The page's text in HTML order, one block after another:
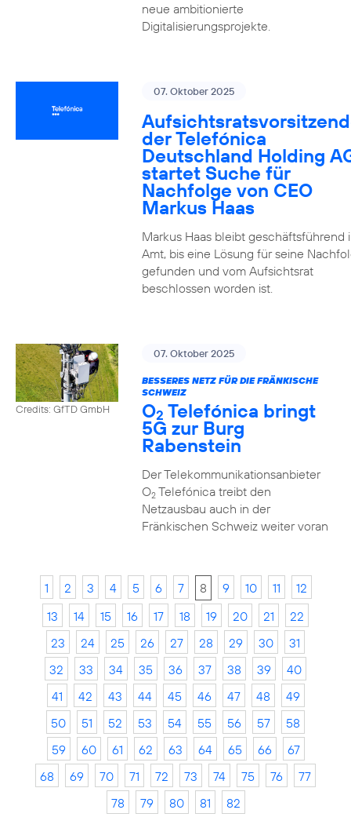
neue ambitionierte
Digitalisierungsprojekte.
07. Oktober 2025
der Telefónica
Deutschland Holding
startet Suche für
Nachfolge von CEO
Markus Haas
Markus Haas bleibt geschäftsführend
Amt, bis eine Lösung für seine
gefunden und vom Aufsichtsrat
beschlossen worden ist.
Credits: GfTD GmbH
07. Oktober 2025
BESSERES NETZ FÜR DIE FRÄNKISCHE
SCHWEIZ
O2 Telefónica bringt
5G zur Burg
Rabenstein
Der Telekommunikationsanbieter
O2Telefónica treibt den
Netzausbau auch in der
Fränkischen Schweiz weiter voran
1 2 3 4 5 6 7 8 9 10 11
12
13
14 15 16 17 18 19 20 21
22
23
24 25 26 27 28 29 30
31
32
33 34 35 36 37 38 39
40
41
42 43 44 45 46 47 48
49
50
51 52 53 54 55 56 57
58
59
60 61 62 63 64 65 66
67
68
69 70 71 72 73 74 75 76
77
78
79 80 81 82